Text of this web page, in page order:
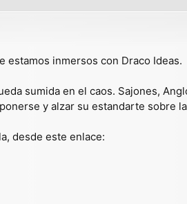
estamos inmersos con Draco Ideas.
sumida en el caos. Sajones,
y alzar su estandarte sobre
desde este enlace: